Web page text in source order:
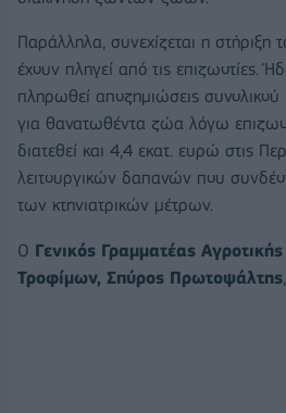
Παράλληλα, συνεχίζεται η
έχουν πληγεί από τις επιζωοτίες.
πληρωθεί αποζημιώσεις
για θανατωθέντα ζώα λόγω
διατεθεί και 4,4 εκατ. ευρώ στις
λειτουργικών δαπανών που
των κτηνιατρικών μέτρων.
Ο Γενικός Γραμματέας
Τροφίμων, Σπύρος Πρωτοψάλτης